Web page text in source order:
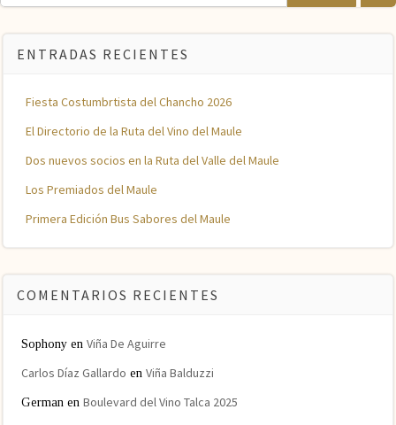
ENTRADAS RECIENTES
Fiesta Costumbrtista del Chancho 2026
El Directorio de la Ruta del Vino del Maule
Dos nuevos socios en la Ruta del Valle del Maule
Los Premiados del Maule
Primera Edición Bus Sabores del Maule
COMENTARIOS RECIENTES
Sophony en Viña De Aguirre
Carlos Díaz Gallardo en Viña Balduzzi
German en Boulevard del Vino Talca 2025